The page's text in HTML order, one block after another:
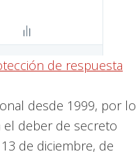
de respuesta
desde 1999, por lo
el deber de secreto
de diciembre, de